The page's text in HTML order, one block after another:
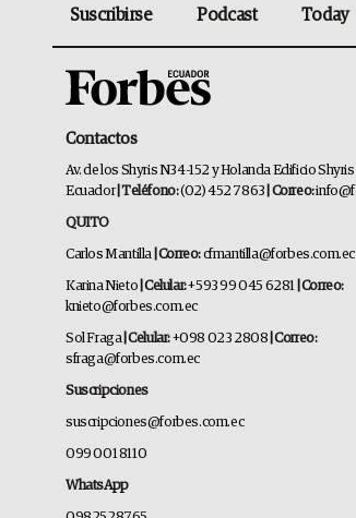
Suscribirse Podcast Today
Contactos
Av. de los Shyris N34-152 y Holanda Edificio Shyris
Ecuador | Teléfono:(02) 452 7863 | Correo:
QUITO
Carlos Mantilla | Correo:cfmantilla@forbes.com.ec
Karina Nieto | Celular:+593 99 045 6281 | Correo:
knieto@forbes.com.ec
Sol Fraga| Celular:+098 023 2808 | Correo:
sfraga@forbes.com.ec
Suscripciones
suscripciones@forbes.com.ec
099 001 8110
WhatsApp